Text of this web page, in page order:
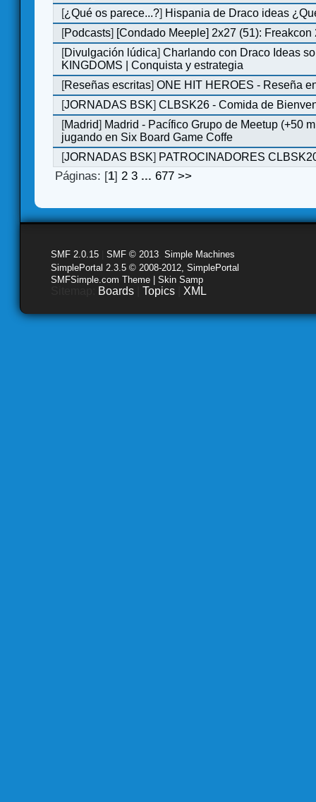
[¿Qué os parece...?] Hispania de Draco ideas
[Podcasts] [Condado Meeple] 2x27 (51): Freakcon
[Divulgación lúdica]Charlando con Draco Ideas
KINGDOMS | Conquista y estrategia
[Reseñas escritas]ONE HIT HEROES - Reseña
[JORNADAS BSK]CLBSK26 - Comida de
[Madrid] Madrid - Pacífico Grupo de Meetup (+50
jugando en Six Board Game Coffe
[JORNADAS BSK] PATROCINADORES
Páginas: [1]2 3 ...677 >>
SMF 2.0.15 SMF © 2013 Simple Machines
SimplePortal 2.3.5 © 2008-2012, SimplePortal
SMFSimple.com Theme | Skin Samp
Boards Topics XML